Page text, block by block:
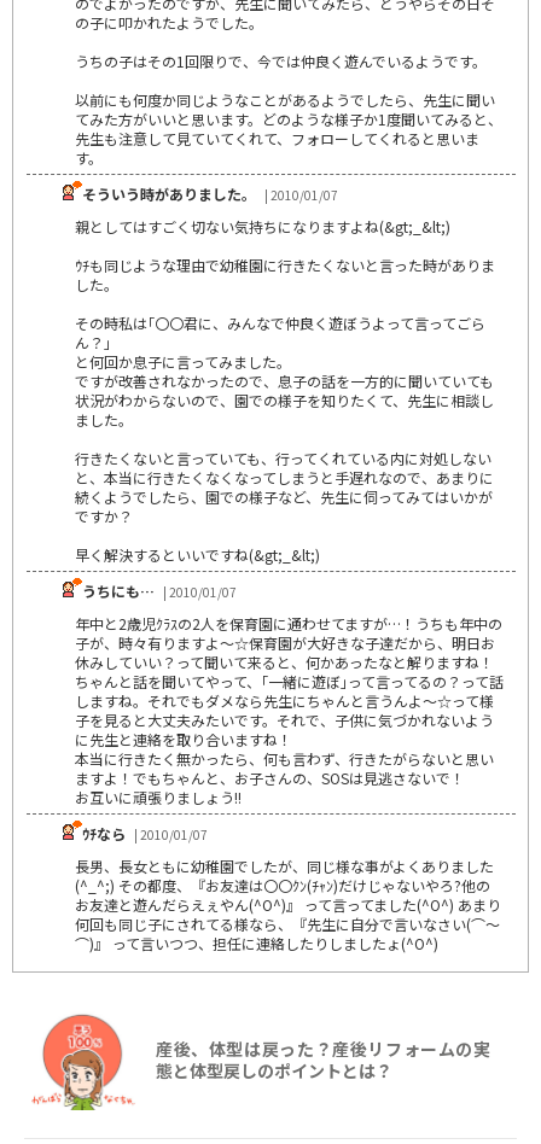
の子に叩かれたようでした。
うちの子はその1回限りで、今では仲良く遊んでいるようです。
以前にも何度か同じようなことがあるようでしたら、先生に聞い
てみた方がいいと思います。どのような様子か1度聞いてみると、
先生も注意して見ていてくれて、フォローしてくれると思いま
す。
そういう時がありました。
| 2010/01/07
親としてはすごく切ない気持ちになりますよね(&gt;_&lt;)
ｳﾁも同じような理由で幼稚園に行きたくないと言った時がありま
した。
その時私は｢〇〇君に、みんなで仲良く遊ぼうよって言ってごら
ん？｣
と何回か息子に言ってみました。
ですが改善されなかったので、息子の話を一方的に聞いていても
状況がわからないので、園での様子を知りたくて、先生に相談し
ました。
行きたくないと言っていても、行ってくれている内に対処しない
と、本当に行きたくなくなってしまうと手遅れなので、あまりに
続くようでしたら、園での様子など、先生に伺ってみてはいかが
ですか？
早く解決するといいですね(&gt;_&lt;)
うちにも… | 2010/01/07
年中と2歳児ｸﾗｽの2人を保育園に通わせてますが…！うちも年中の
子が、時々有りますよ～☆保育園が大好きな子達だから、明日お
休みしていい？って聞いて来ると、何かあったなと解りますね！
ちゃんと話を聞いてやって、｢一緒に遊ぼ｣って言ってるの？って話
しますね。それでもダメなら先生にちゃんと言うんよ～☆って様
子を見ると大丈夫みたいです。それで、子供に気づかれないよう
に先生と連絡を取り合いますね！
本当に行きたく無かったら、何も言わず、行きたがらないと思い
ますよ！でもちゃんと、お子さんの、SOSは見逃さないで！
お互いに頑張りましょう!!
ｳﾁなら | 2010/01/07
長男、長女ともに幼稚園でしたが、同じ様な事がよくありました
(^_^;) その都度、『お友達は〇〇ｸﾝ(ﾁｬﾝ)だけじゃないやろ?他の
お友達と遊んだらえぇやん(^O^)』 って言ってました(^O^) あまり
何回も同じ子にされてる様なら、『先生に自分で言いなさい(⌒～
⌒)』 って言いつつ、担任に連絡したりしましたょ(^O^)
産後、体型は戻った？産後リフォームの実
態と体型戻しのポイントとは？